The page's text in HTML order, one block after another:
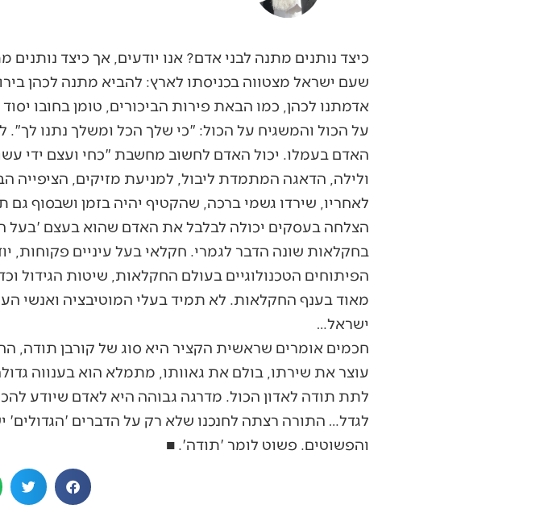
כיצד נותנים מתנה לבני אדם? אנו יודעים, אך כיצד
שעם ישראל מצטווה בכניסתו לארץ: להביא מתנה לכהן
אדמתנו לכהן, כמו הבאת פירות הביכורים, טומן בחובו
על הכול והמשגיח על הכול: "כי שלך הכל ומשלך נתנו
האדם בעמלו. יכול האדם לחשוב מחשבת "כחי ועצם ידי
ולילה, הדאגה המתמדת ליבול, למניעת מזיקים, הציפייה
לאחריו, שירדו גשמי ברכה, שהקטיף יהיה בזמן ושבסוף גם
הצלחה בעסקים יכולה לבלבל את האדם שהוא בעצם 'בעל
בחקלאות שונה הדבר לגמרי. חקלאי בעל עיניים פקוחות,
הפיתוחים הטכנולוגיים בעולם החקלאות, שיטות הגידול
מאוד בענף החקלאות. לא תמיד בעלי המוטיבציה ואנשי
ישראל…
חכמים אומרים שראשית הקציר היא סוג של קורבן תודה,
עוצר את שירתו, בולם את גאוותו, מתמלא הוא בענווה
לתת תודה לאדון הכול. מדרגה גבוהה היא לאדם שיודע
לגדל… התורה רצתה לחנכנו שלא רק על הדברים
והפשוטים. פשוט לומר 'תודה'. ■